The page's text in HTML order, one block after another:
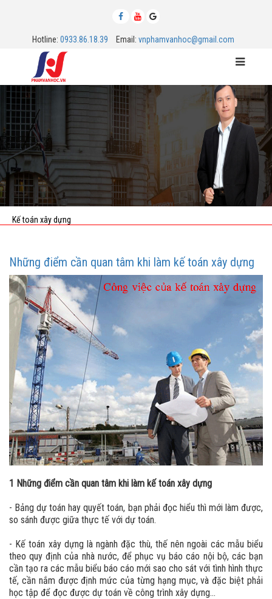
Hotline: 0933.86.18.39 Email: vnphamvanhoc@gmail.com
Kế toán xây dựng
Những điểm cần quan tâm khi làm kế toán xây dựng
1 Những điểm cần quan tâm khi làm kế toán xây dựng
- Bảng dự toán hay quyết toán, bạn phải đọc hiểu thì mới làm được,
so sánh được giữa thực tế với dự toán.
- Kế toán xây dựng là ngành đặc thù, thế nên ngoài các mẫu biểu
theo quy định của nhà nước, để phục vụ báo cáo nội bộ, các bạn
cần tạo ra các mẫu biểu báo cáo mới sao cho sát với tình hình thực
tế, cần nắm được định mức của từng hạng mục, và đặc biệt phải
học tập để đọc được dự toán về công trình xây dựng…